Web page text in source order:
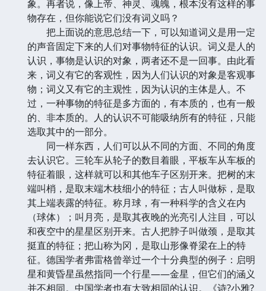
象。再者说，像上帝、神灵、魂魄，根本没有这样的事
物存在，但你能说它们没有词义吗？
把上面说的意思总结一下，可以知道词义是用一定
的声音固定下来的人们对事物特征的认识。词义是人的
认识，事物是认识的对象，两者还不是一回事。由此看
来，词义有它的客观性，因为人们认识的对象是客观事
物；词义又有它的主观性，因为认识的主体是人。不
过，一种事物的特征是多方面的，有本质的，也有一般
的、非本质的。人的认识不可能吸纳所有的特征，只能
选取其中的一部分。
同一样东西，人们可以从不同的方面、不同的角度
去认识它。三轮车从轮子的数目着眼，平板车从车板的
特征着眼，这样就可以和其他车子区别开来。把树的末
端叫梢，是取末端木枝细小的特征；古人叫做标，是取
其上端表露的特征。称月球，有一种科学的含义在内
（球体）；叫月亮，是取其夜晚的光亮引人注目，可以
和夜空中的星星区别开来。古人把脖子叫做颈，是取其
挺直的特征；把山称为冈，是取山形像脊梁在上的特
征。德国学者弗雷格曾举过一个十分典型的例子：启明
星和黄昏星虽然指同一个行星——金星，但它们的涵义
并不相同。中国学者也有大致相同的认识。《诗?小雅?